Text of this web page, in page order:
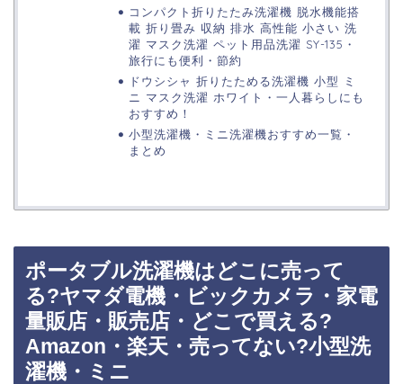
コンパクト折りたたみ洗濯機 脱水機能搭
載 折り畳み 収納 排水 高性能 小さい 洗
濯 マスク洗濯 ペット用品洗濯 SY-135・
旅行にも便利・節約
ドウシシャ 折りたためる洗濯機 小型 ミ
ニ マスク洗濯 ホワイト・一人暮らしにも
おすすめ！
小型洗濯機・ミニ洗濯機おすすめ一覧・
まとめ
ポータブル洗濯機はどこに売って
る?ヤマダ電機・ビックカメラ・家電
量販店・販売店・どこで買える?
Amazon・楽天・売ってない?小型洗
濯機・ミニ